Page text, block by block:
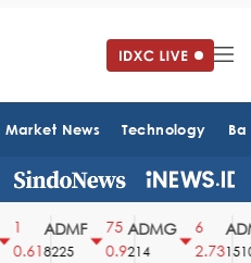
Market News Technology
0.61
ADMF
8225
0.9
ADMG
214
2.731510